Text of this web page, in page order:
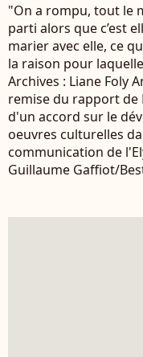
"On a rompu, tout le
parti alors que c’est
marier avec elle, ce
la raison pour
Archives : Liane Foly
remise du rapport de
d'un accord sur le
oeuvres culturelles
communication de
Guillaume Gaffiot/